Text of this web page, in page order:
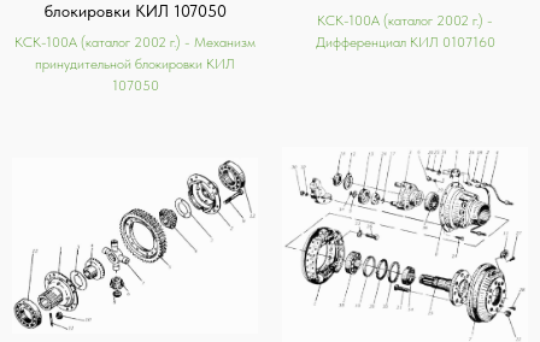
блокировки КИЛ 107050
КСК-100А (каталог 2002 г.) - Механизм
принудительной блокировки КИЛ
107050
КСК-100А (каталог 2002 г.) -
Дифференциал КИЛ 0107160